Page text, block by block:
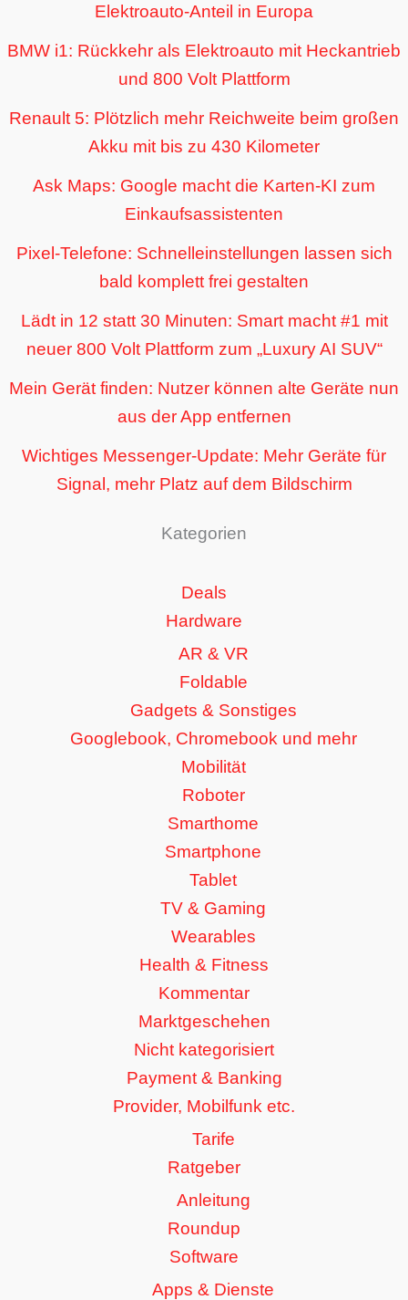
Elektroauto-Anteil in Europa
BMW i1: Rückkehr als Elektroauto mit Heckantrieb
und 800 Volt Plattform
Renault 5: Plötzlich mehr Reichweite beim großen
Akku mit bis zu 430 Kilometer
Ask Maps: Google macht die Karten-KI zum
Einkaufsassistenten
Pixel-Telefone: Schnelleinstellungen lassen sich
bald komplett frei gestalten
Lädt in 12 statt 30 Minuten: Smart macht #1 mit
neuer 800 Volt Plattform zum „Luxury AI SUV“
Mein Gerät finden: Nutzer können alte Geräte nun
aus der App entfernen
Wichtiges Messenger-Update: Mehr Geräte für
Signal, mehr Platz auf dem Bildschirm
Kategorien
Deals
Hardware
AR & VR
Foldable
Gadgets & Sonstiges
Googlebook, Chromebook und mehr
Mobilität
Roboter
Smarthome
Smartphone
Tablet
TV & Gaming
Wearables
Health & Fitness
Kommentar
Marktgeschehen
Nicht kategorisiert
Payment & Banking
Provider, Mobilfunk etc.
Tarife
Ratgeber
Anleitung
Roundup
Software
Apps & Dienste